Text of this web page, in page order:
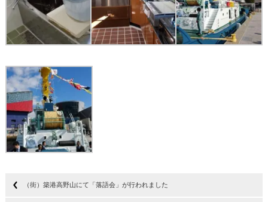
（街）築港高野山にて「落語会」が行われました